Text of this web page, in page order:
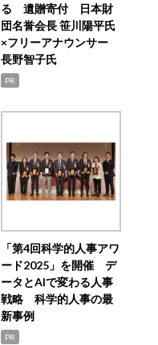
る 遺贈寄付 日本財
団名誉会長 笹川陽平氏
×フリーアナウンサー
長野智子氏
PR
「第4回科学的人事アワ
ード2025」を開催 デ
ータとAIで変わる人事
戦略 科学的人事の最
新事例
PR